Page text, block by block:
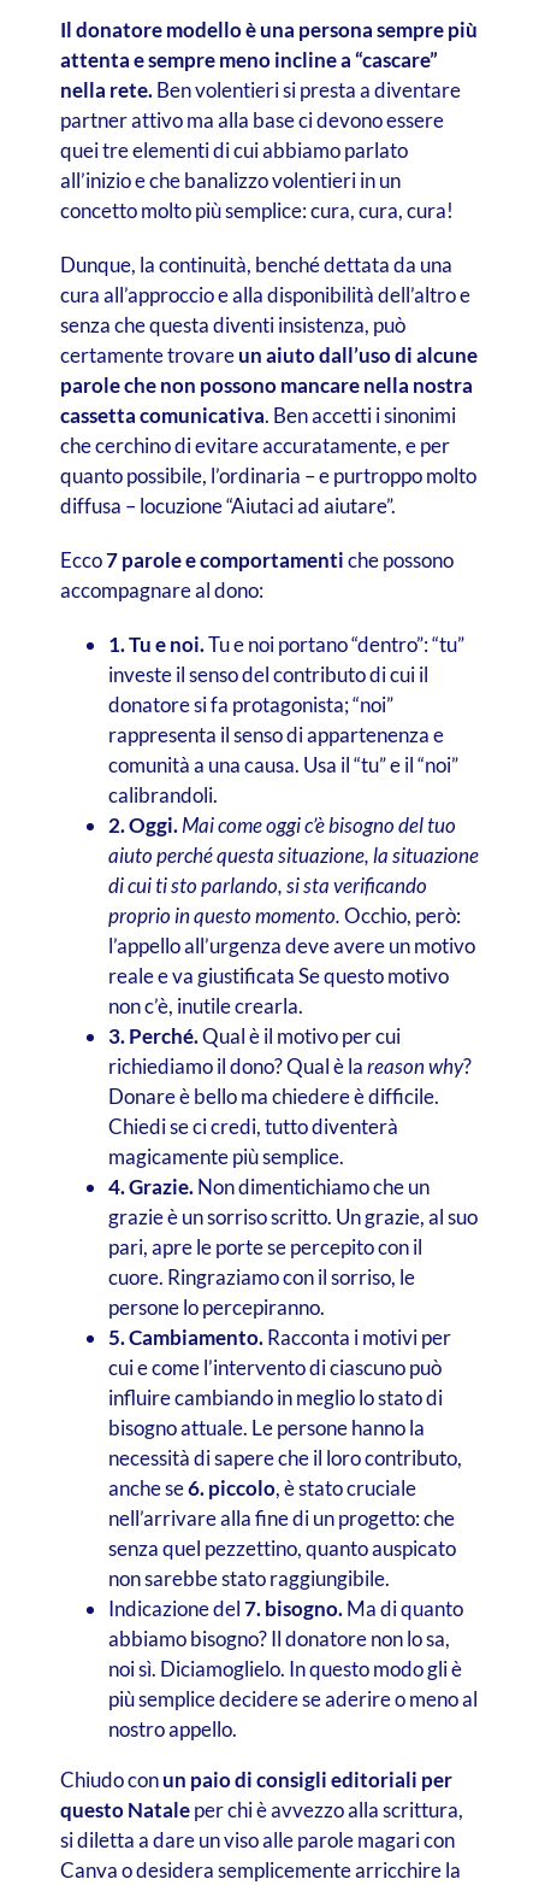
Il donatore modello è una persona sempre più
attenta e sempre meno incline a “cascare”
nella rete.Ben volentieri si presta a diventare
partner attivo ma alla base ci devono essere
quei tre elementi di cui abbiamo parlato
all’inizio e che banalizzo volentieri in un
concetto molto più semplice: cura, cura, cura!
Dunque, la continuità, benché dettata da una
cura all’approccio e alla disponibilità dell’altro e
senza che questa diventi insistenza, può
certamente trovareun aiuto dall’uso di alcune
parole che non possono mancare nella nostra
cassetta comunicativa. Ben accetti i sinonimi
che cerchino di evitare accuratamente, e per
quanto possibile, l’ordinaria – e purtroppo molto
diffusa – locuzione “Aiutaci ad aiutare”.
Ecco7 parole e comportamentiche possono
accompagnare al dono:
1. Tu e noi.Tu e noi portano “dentro”: “tu”
investe il senso del contributo di cui il
donatore si fa protagonista; “noi”
rappresenta il senso di appartenenza e
comunità a una causa. Usa il “tu” e il “noi”
calibrandoli.
2. Oggi.Mai come oggi c’è bisogno del tuo
aiuto perché questa situazione, la situazione
di cui ti sto parlando, si sta verificando
proprio in questo momento.Occhio, però:
l’appello all’urgenza deve avere un motivo
reale e va giustificata Se questo motivo
non c’è, inutile crearla.
3. Perché.Qual è il motivo per cui
richiediamo il dono? Qual è lareason why?
Donare è bello ma chiedere è difficile.
Chiedi se ci credi, tutto diventerà
magicamente più semplice.
4. Grazie.Non dimentichiamo che un
grazie è un sorriso scritto. Un grazie, al suo
pari, apre le porte se percepito con il
cuore. Ringraziamo con il sorriso, le
persone lo percepiranno.
5. Cambiamento.Racconta i motivi per
cui e come l’intervento di ciascuno può
influire cambiando in meglio lo stato di
bisogno attuale. Le persone hanno la
necessità di sapere che il loro contributo,
anche se6.piccolo, è stato cruciale
nell’arrivare alla fine di un progetto: che
senza quel pezzettino, quanto auspicato
non sarebbe stato raggiungibile.
Indicazione del7. bisogno.Ma di quanto
abbiamo bisogno? Il donatore non lo sa,
noi sì. Diciamoglielo. In questo modo gli è
più semplice decidere se aderire o meno al
nostro appello.
Chiudo conun paio di consigli editoriali per
questo Nataleper chi è avvezzo alla scrittura,
si diletta a dare un viso alle parole magari con
Canva o desidera semplicemente arricchire la